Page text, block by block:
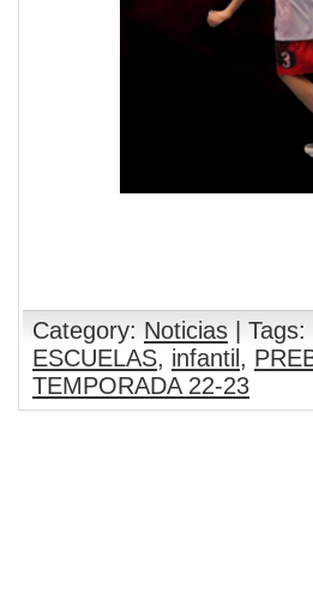
Category: Noticias | Tags:
ESCUELAS, infantil ,
TEMPORADA 22-23